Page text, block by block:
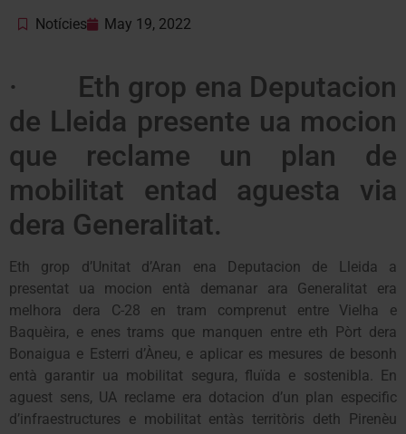
Notícies May 19, 2022
· Eth grop ena Deputacion
de Lleida presente ua mocion
que reclame un plan de
mobilitat entad aguesta via
dera Generalitat.
Eth grop d’Unitat d’Aran ena Deputacion de Lleida a
presentat ua mocion entà demanar ara Generalitat era
melhora dera C-28 en tram comprenut entre Vielha e
Baquèira, e enes trams que manquen entre eth Pòrt dera
Bonaigua e Esterri d’Àneu, e aplicar es mesures de besonh
entà garantir ua mobilitat segura, fluïda e sostenibla. En
aguest sens, UA reclame era dotacion d’un plan especific
d’infraestructures e mobilitat entàs territòris deth Pirenèu